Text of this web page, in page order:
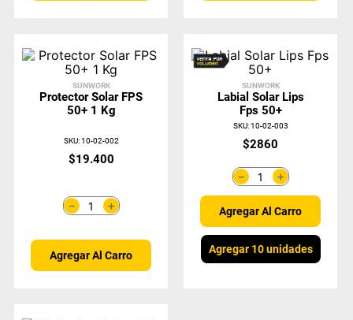
SUNWORK
Protector Solar FPS
50+ 1 Kg
SKU:10-02-002
$19.400
＋
－
Agregar Al Carro
SUNWORK
Labial Solar Lips
Fps 50+
SKU:10-02-003
$2860
＋
－
Agregar Al Carro
Agregar 10 unidades